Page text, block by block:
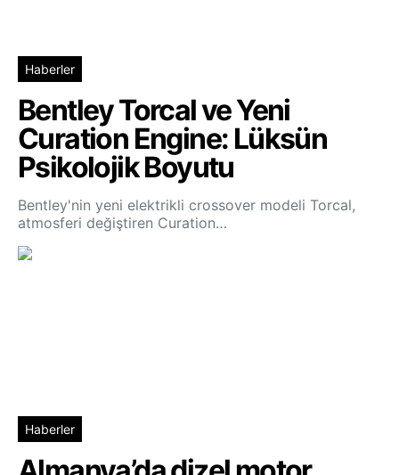
Haberler
Bentley Torcal ve Yeni
Curation Engine: Lüksün
Psikolojik Boyutu
Bentley'nin yeni elektrikli crossover modeli Torcal,
atmosferi değiştiren Curation…
Haberler